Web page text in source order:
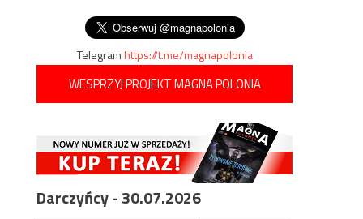
Telegramhttps://t.me/magnapolonia
WESPRZYJ PROJEKT MAGNA POLONIA
Darczyńcy - 30.07.2026